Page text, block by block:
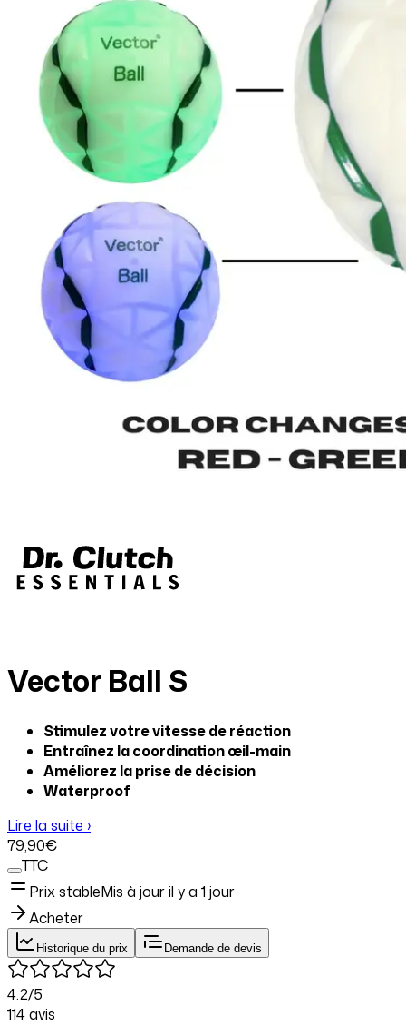
Vector Ball S
Stimulez votre vitesse de réaction
Entraînez la coordination œil-main
Améliorez la prise de décision
Waterproof
Lire la suite ›
79,90€
TTC
Prix stableMis à jour il y a 1 jour
Acheter
Historique du prix Demande de devis
4.2/5
114avis